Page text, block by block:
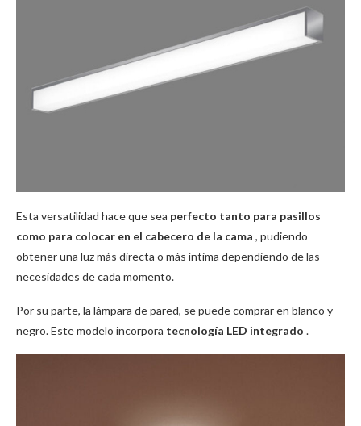
Esta versatilidad hace que sea perfecto tanto para pasillos
como para colocar en el cabecero de la cama , pudiendo
obtener una luz más directa o más íntima dependiendo de las
necesidades de cada momento.
Por su parte, la lámpara de pared, se puedecomprar en blanco y
negro.Este modelo incorpora tecnología LED integrado .